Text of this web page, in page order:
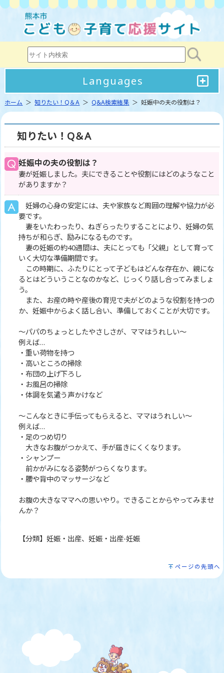
Languages
ホーム ＞知りたい！Q＆A ＞Q&A検索結果 ＞ 妊娠中の夫の役割は？
知りたい！Q＆A
妊娠中の夫の役割は？
妻が妊娠しました。夫にできることや役割にはどのようなこと
がありますか？
妊婦の心身の安定には、夫や家族など周囲の理解や協力が必
要です。
妻をいたわったり、ねぎらったりすることにより、妊婦の気
持ちが和らぎ、励みになるものです。
妻の妊娠の約40週間は、夫にとっても「父親」として育って
いく大切な準備期間です。
この時期に、ふたりにとって子どもはどんな存在か、親にな
るとはどういうことなのかなど、じっくり話し合ってみましょ
う。
また、お産の時や産後の育児で夫がどのような役割を持つの
か、妊娠中からよく話し合い、準備しておくことが大切です。
～パパのちょっとしたやさしさが、ママはうれしい～
例えば…
・重い荷物を持つ
・高いところの掃除
・布団の上げ下ろし
・お風呂の掃除
・体調を気遣う声かけなど
～こんなときに手伝ってもらえると、ママはうれしい～
例えば…
・足のつめ切り
大きなお腹がつかえて、手が届きにくくなります。
・シャンプー
前かがみになる姿勢がつらくなります。
・腰や背中のマッサージなど
お腹の大きなママへの思いやり。できることからやってみませ
んか？
【分類】妊娠・出産、妊娠・出産-妊娠
ページの先頭へ